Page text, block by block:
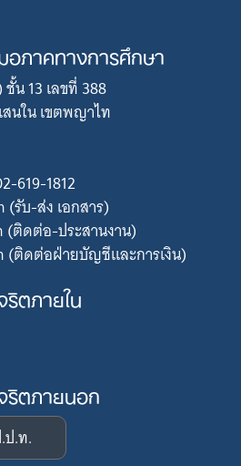
อภาคทางการศึกษา
น 13 เลขที่ 388
นใน เขตพญาไท
619-1812
(รับ-ส่ง เอกสาร)
(ติดต่อ-ประสานงาน)
(ติดต่อฝ่ายบัญชีและการเงิน)
ตภายใน
ริตภายนอก
ป.ท.